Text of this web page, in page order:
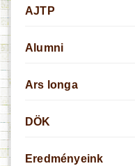
AJTP
Alumni
Ars longa
DÖK
Eredményeink